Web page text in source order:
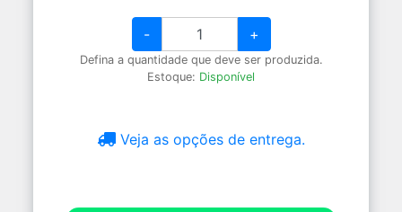
- +
Defina a quantidade que deve ser produzida.
Estoque: Disponível
Veja as opções de entrega.